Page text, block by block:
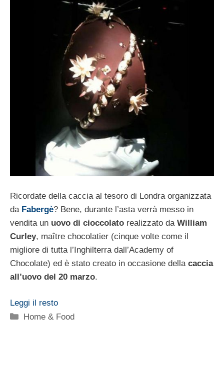
Ricordate della caccia al tesoro di Londra organizzata
da Fabergè? Bene, durante l’asta verrà messo in
vendita un uovo di cioccolato realizzato da William
Curley, maître chocolatier (cinque volte come il
migliore di tutta l’Inghilterra dall’Academy of
Chocolate) ed è stato creato in occasione della caccia
all’uovo del 20 marzo.
Leggi il resto
Categorie
Home & Food